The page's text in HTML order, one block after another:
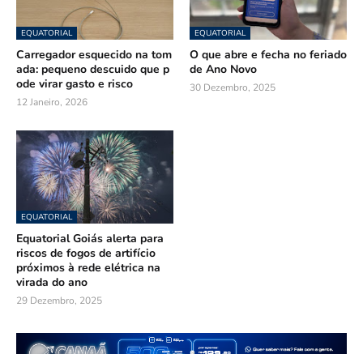
EQUATORIAL
Carregador esquecido na tom
ada: pequeno descuido que p
ode virar gasto e risco
12 Janeiro, 2026
EQUATORIAL
O que abre e fecha no feriado
de Ano Novo
30 Dezembro, 2025
EQUATORIAL
Equatorial Goiás alerta para
riscos de fogos de artifício
próximos à rede elétrica na
virada do ano
29 Dezembro, 2025